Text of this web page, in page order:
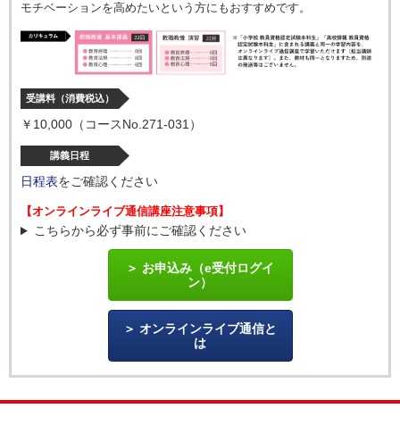
モチベーションを高めたいという方にもおすすめです。
受講料（消費税込）
￥10,000（コースNo.271-031）
講義日程
日程表をご確認ください
【オンラインライブ通信講座注意事項】
こちらから必ず事前にご確認ください
お申込み（e受付ログイ
ン）
オンラインライブ通信と
は